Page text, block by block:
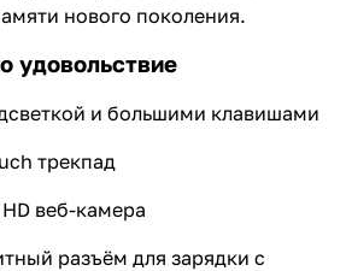
нового поколения.
удовольствие
и большими клавишами
трекпад
веб-камера
разъём для зарядки с